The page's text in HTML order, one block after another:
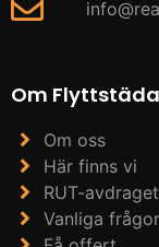
Om
Om oss
Här finns vi
RUT-avdraget
Vanliga frågor